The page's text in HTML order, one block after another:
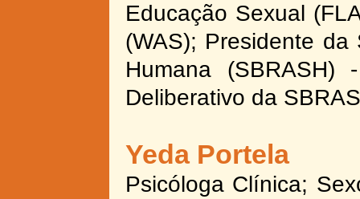
Educação Sexual
(WAS); Presidente
Humana (SBRASH) -
Deliberativo da
Yeda Portela
Psicóloga Clínica;